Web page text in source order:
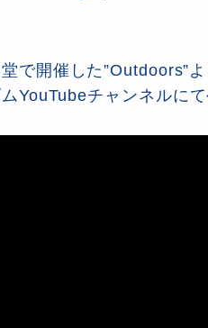
で開催した”Outdoors”
YouTubeチャンネルに